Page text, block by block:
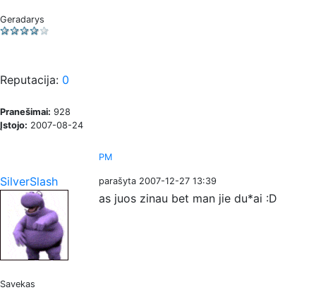
Geradarys
Reputacija: 0
Pranešimai: 928
Įstojo: 2007-08-24
PM
SilverSlash parašyta 2007-12-27 13:39
Savekas
as juos zinau bet man jie du*ai :D